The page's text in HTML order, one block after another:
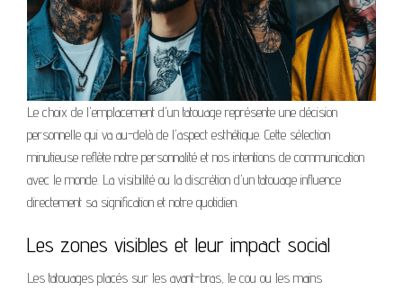
Le choix de l'emplacement d'un tatouage représente une décision
personnelle qui va au-delà de l'aspect esthétique. Cette sélection
minutieuse reflète notre personnalité et nos intentions de communication
avec le monde. La visibilité ou la discrétion d'un tatouage influence
directement sa signification et notre quotidien.
Les zones visibles et leur impact social
Les tatouages placés sur les avant-bras, le cou ou les mains